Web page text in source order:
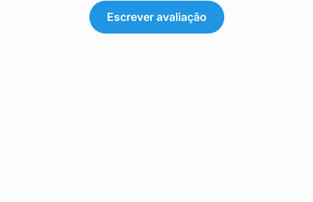
Escrever avaliação